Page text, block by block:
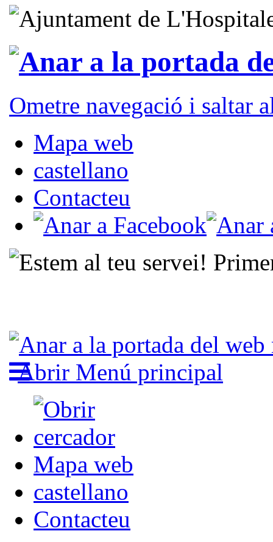
Ometre navegació i saltar
Mapa web
castellano
Contacteu
Abrir Menú principal
Mapa web
castellano
Contacteu